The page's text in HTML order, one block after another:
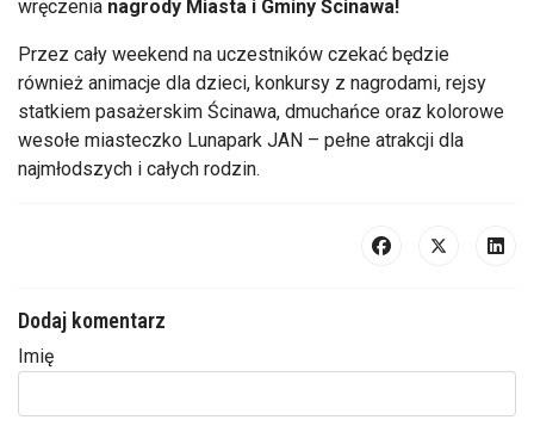
wręczenia nagrody Miasta i Gminy Ścinawa!
Przez cały weekend na uczestników czekać będzie
również animacje dla dzieci, konkursy z nagrodami, rejsy
statkiem pasażerskim Ścinawa, dmuchańce oraz kolorowe
wesołe miasteczko Lunapark JAN – pełne atrakcji dla
najmłodszych i całych rodzin.
Dodaj komentarz
Imię